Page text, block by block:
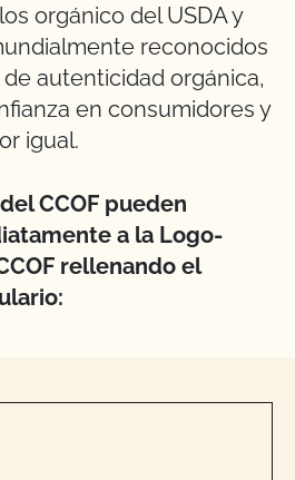
orgánico del USDA y
reconocidos
autenticidad orgánica,
en consumidores y
igual.
CCOF pueden
a la Logo-
rellenando el